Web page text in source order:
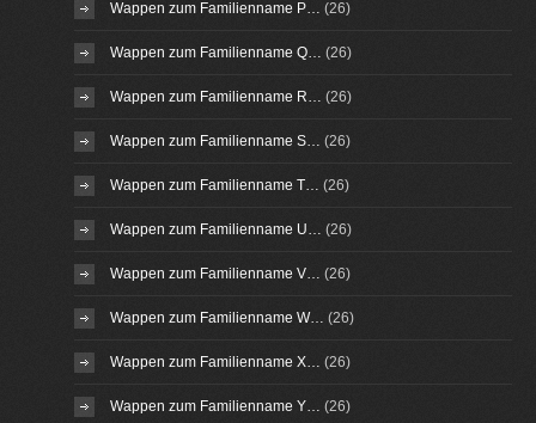
Wappen zum Familienname P… (26)
Wappen zum Familienname Q… (26)
Wappen zum Familienname R… (26)
Wappen zum Familienname S… (26)
Wappen zum Familienname T… (26)
Wappen zum Familienname U… (26)
Wappen zum Familienname V… (26)
Wappen zum Familienname W… (26)
Wappen zum Familienname X… (26)
Wappen zum Familienname Y… (26)